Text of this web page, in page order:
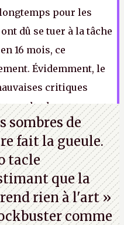
pour les
dû se tuer à la tâche
16 mois, ce
Évidemment, le
critiques
plus bas que
rien ne change,
donc les mamelles
sombres de
fait la gueule.
tacle
que la
rien à l'art »
comme